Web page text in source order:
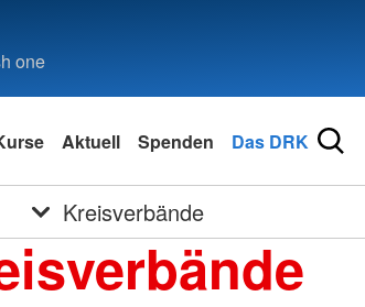
one
Aktuell Spenden Das DRK
Kreisverbände